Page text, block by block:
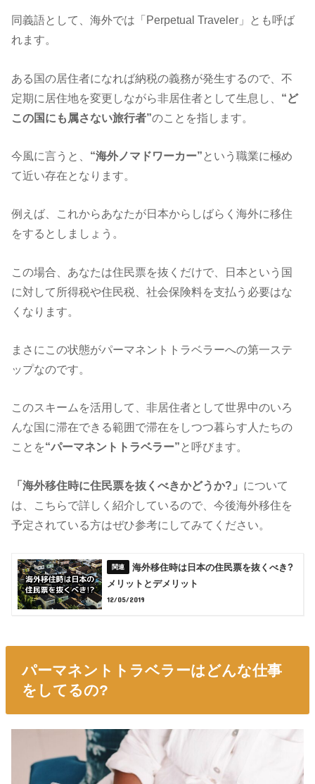
同義語として、海外では「Perpetual Traveler」とも呼ば
れます。
ある国の居住者になれば納税の義務が発生するので、不
定期に居住地を変更しながら非居住者として生息し、 “ど
この国にも属さない旅行者”のことを指します。
今風に言うと、 “海外ノマドワーカー” という職業に極め
て近い存在となります。
例えば、これからあなたが日本からしばらく海外に移住
をするとしましょう。
この場合、あなたは住民票を抜くだけで、日本という国
に対して所得税や住民税、社会保険料を支払う必要はな
くなります。
まさにこの状態がパーマネントトラベラーへの第一ステ
ップなのです。
このスキームを活用して、非居住者として世界中のいろ
んな国に滞在できる範囲で滞在をしつつ暮らす人たちの
ことを“パーマネントトラベラー” と呼びます。
「海外移住時に住民票を抜くべきかどうか?」 について
は、こちらで詳しく紹介しているので、今後海外移住を
予定されている方はぜひ参考にしてみてください。
海外移住時は日本の住民票を抜くべき?
メリットとデメリット
12/05/2019
パーマネントトラベラーはどんな仕事
をしてるの?